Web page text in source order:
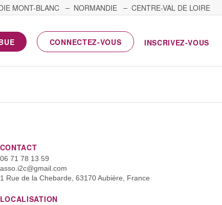
MONT-BLANC NORMANDIE
CENTRE-VAL DE LOIRE
CONNECTEZ-VOUS INSCRIVEZ-VOUS
CONTACT
06 71 78 13 59
asso.i2c@gmail.com
1 Rue de la Chebarde, 63170 Aubière, France
LOCALISATION